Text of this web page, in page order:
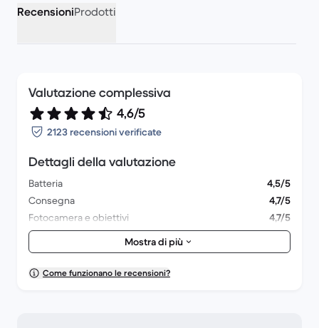
RecensioniProdotti
Valutazione complessiva
4,6/5
2123 recensioni verificate
Dettagli della valutazione
Batteria
4,5/5
Consegna
4,7/5
Fotocamera e obiettivi
4,7/5
Accessori
4,5/5
Confezione
4,7/5
Prestazioni complessive
Mostra di più
Come funzionano le recensioni?